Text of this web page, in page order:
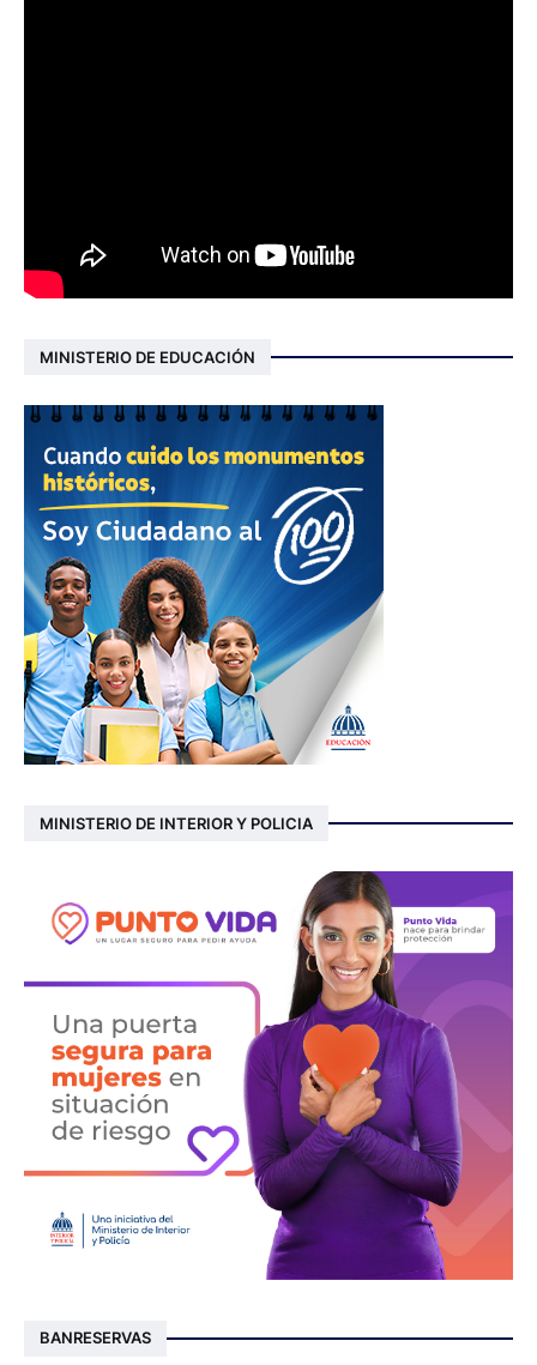
MINISTERIO DE EDUCACIÓN
MINISTERIO DE INTERIOR Y POLICIA
BANRESERVAS